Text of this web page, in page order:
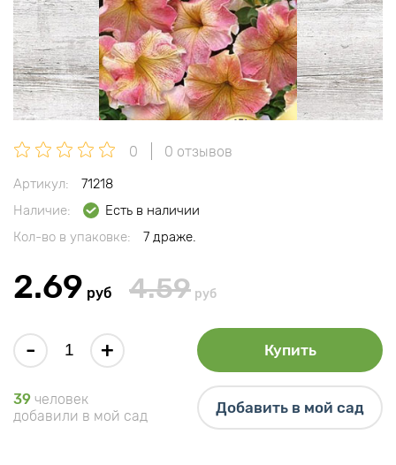
0 0 отзывов
Артикул:
71218
Наличие:
Есть в наличии
Кол-во в упаковке:
7 драже.
2.69 руб 4.59 руб
- + Купить
39 человек
добавили в мой сад
Добавить в мой сад